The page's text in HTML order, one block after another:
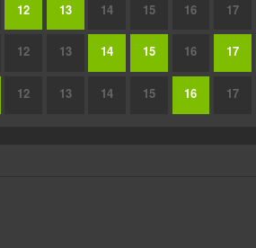
12 13 14 15 16 17
12 13 14 15 16 17
12 13 14 15 16 17